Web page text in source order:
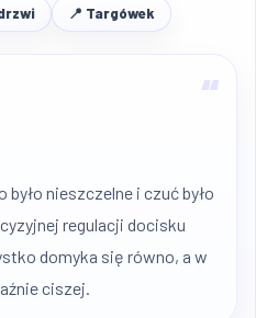
📍 Targówek
“
nieszczelne i czuć było
regulacji docisku
domyka się równo, a w
ciszej.